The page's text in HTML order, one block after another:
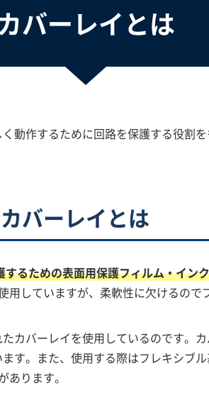
バーレイとは
動作するために回路を保護する役割
カバーレイとは
るための表面用保護フィルム・イン
していますが、柔軟性に欠けるので
カバーレイを使用しているのです。
す。また、使用する際はフレキシブ
ります。